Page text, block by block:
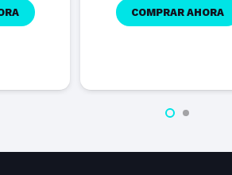
COMPRAR AHORA